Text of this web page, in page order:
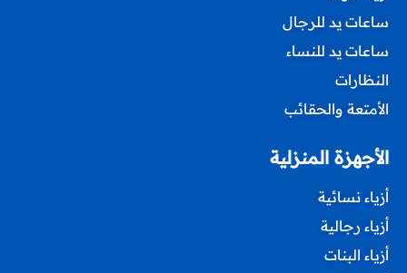
ساعات يد للرجال
ساعات يد للنساء
النظارات
الأمتعة والحقائب
الأجهزة المنزلية
أزياء نسائية
أزياء رجالية
أزياء البنات